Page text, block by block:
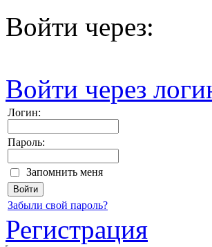
Войти через:
Войти через
Логин:
Пароль:
Запомнить меня
Забыли свой пароль?
Регистрация